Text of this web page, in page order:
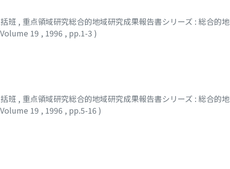
班 , 重点領域研究総合的地域研究成果報告書シリーズ : 総合的地
Volume 19 , 1996 , pp.1-3 )
班 , 重点領域研究総合的地域研究成果報告書シリーズ : 総合的地
Volume 19 , 1996 , pp.5-16 )